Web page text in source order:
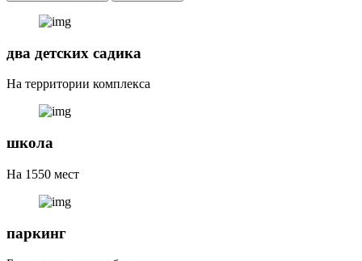
два детских садика
На территории комплекса
школа
На 1550 мест
паркинг